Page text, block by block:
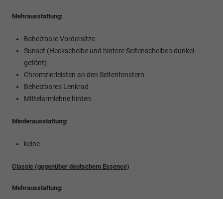
Mehrausstattung:
Beheizbare Vordersitze
Sunset (Heckscheibe und hintere Seitenscheiben dunkel
getönt)
Chromzierleisten an den Seitenfenstern
Beheizbares Lenkrad
Mittelarmlehne hinten
Minderausstattung:
keine
Classic (gegenüber deutschem Essence)
Mehrausstattung: